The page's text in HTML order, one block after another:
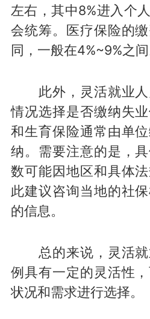
左右，其中8%进入个
会统筹。医疗保险的
同，一般在4%~9%之间
此外，灵活就业人
情况选择是否缴纳失
和生育保险通常由单
纳。需要注意的是，
数可能因地区和具体
此建议咨询当地的社
的信息。
总的来说，灵活就
例具有一定的灵活性
状况和需求进行选择。